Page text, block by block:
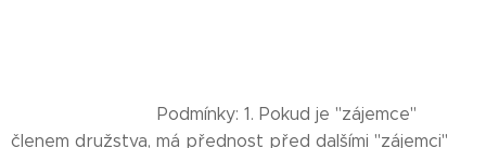
Podmínky: 1. Pokud je "zájemce"
členem družstva, má přednost před dalšími "zájemci"